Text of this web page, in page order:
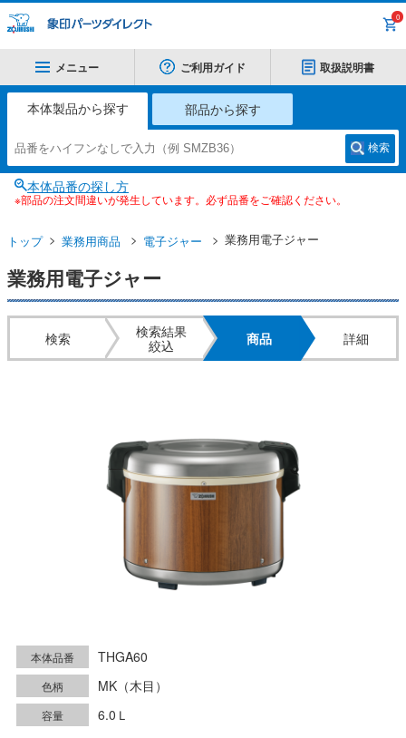
0
メニュー ご利用ガイド 取扱説明書
本体製品から探す 部品から探す
検索
本体品番の探し方
※部品の注文間違いが発生しています。必ず品番をご確認ください。
トップ 業務用商品 電子ジャー 業務用電子ジャー
業務用電子ジャー
検索
検索結果
絞込
商品 詳細
本体品番 THGA60
色柄 MK（木目）
容量 6.0Ｌ